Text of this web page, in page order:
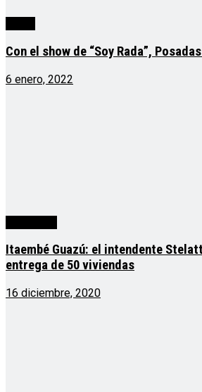
Con el show de “Soy Rada”,
6 enero, 2022
Itaembé Guazú: el intendente
entrega de 50 viviendas
16 diciembre, 2020